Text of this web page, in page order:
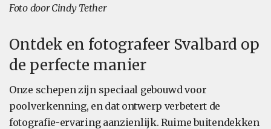
Foto door Cindy Tether
Ontdek en fotografeer Svalbard op
de perfecte manier
Onze schepen zijn speciaal gebouwd voor
poolverkenning, en dat ontwerp verbetert de
fotografie-ervaring aanzienlijk. Ruime buitendekken